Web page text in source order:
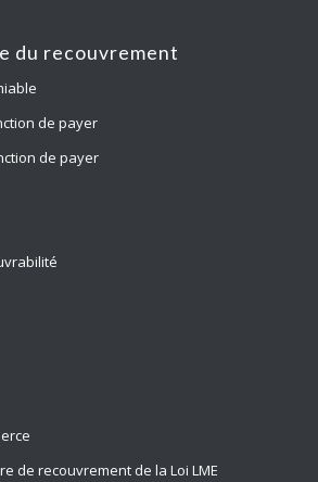
du recouvrement
de payer
de payer
de recouvrement de la Loi LME